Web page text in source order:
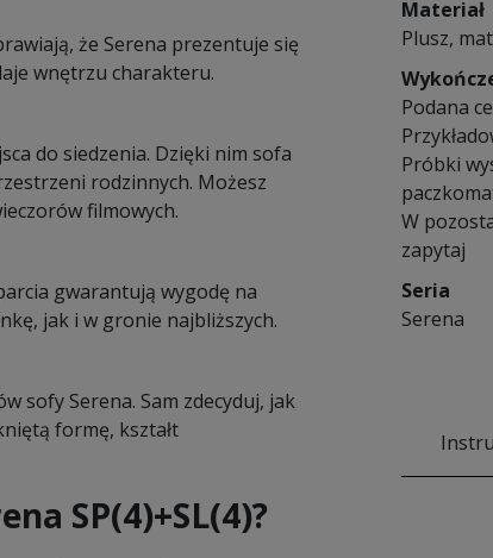
że Serena prezentuje się
wnętrzu charakteru.
do siedzenia. Dzięki nim sofa
rodzinnych. Możesz
filmowych.
gwarantują wygodę na
jak i w gronie najbliższych.
sofy Serena. Sam zdecyduj, jak
formę, kształt
SP(4)+SL(4)?
Materiał
Plusz,
Podana
Próbki
W
zapytaj
Seria
Serena